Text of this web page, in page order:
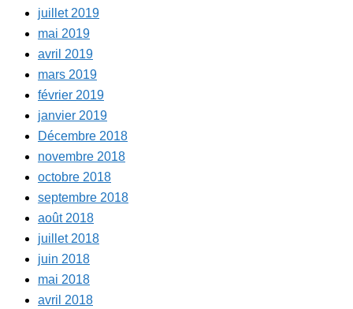
juillet 2019
mai 2019
avril 2019
mars 2019
février 2019
janvier 2019
Décembre 2018
novembre 2018
octobre 2018
septembre 2018
août 2018
juillet 2018
juin 2018
mai 2018
avril 2018